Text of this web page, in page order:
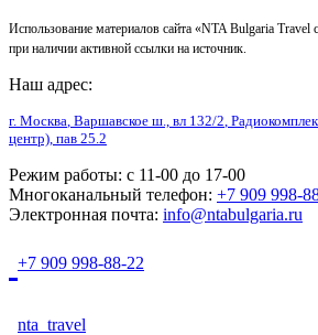
Использование материалов сайта «NTA Bulgaria Travel
при наличии активной ссылки на источник.
Наш адрес:
г. Москва Варшавское ш., вл 132/2 ,
центр), пав 25.2
Режим работы: с 11-00 до 17-00
Многоканальный телефон: +7 909 998-
Электронная почта: info@ntabulgaria.ru
+7 909 998-88-22
nta_travel